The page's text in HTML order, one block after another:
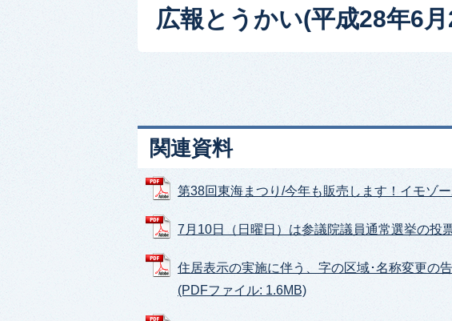
広報とうかい(平成28年6
関連資料
第38回東海まつり/今年も販売します！イモゾ
7月10日（日曜日）は参議院議員通常選挙の投
住居表示の実施に伴う、字の区域･名称変更の
(PDFファイル: 1.6MB)